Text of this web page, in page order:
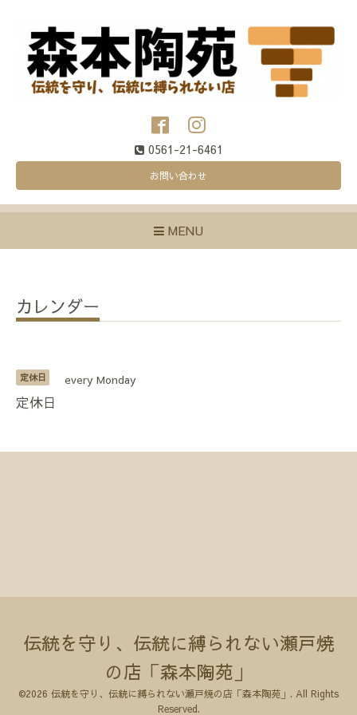
0561-21-6461
お問い合わせ
MENU
カレンダー
定休日 every Monday
定休日
伝統を守り、伝統に縛られない瀬戸焼
の店「森本陶苑」
©2026 伝統を守り、伝統に縛られない瀬戸焼の店「森本陶苑」 . All Rights
Reserved.